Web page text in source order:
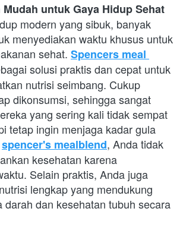
untuk Gaya Hidup Sehat
modern yang sibuk, banyak
menyediakan waktu khusus untuk
sehat. Spencers meal
solusi praktis dan cepat untuk
nutrisi seimbang. Cukup
dikonsumsi, sehingga sangat
yang sering kali tidak sempat
tetap ingin menjaga kadar gula
spencer's mealblend, Anda tidak
kesehatan karena
Selain praktis, Anda juga
lengkap yang mendukung
darah dan kesehatan tubuh secara